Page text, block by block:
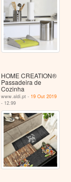
HOME CREATION®
Passadeira de
Cozinha
www.aldi.pt - 19 Out 2019
- 12.99